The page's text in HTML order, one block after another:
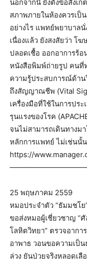
นอกจากนี้ ยังตั้งข้อสังเ
สภาพภายในห้องควรเป็
อย่างไร แพทย์พยาบาล
เนื่องแล้ว ยังสงสัยว่า โ
ปลอดเชื้อ ออกอาการร้อ
หนังสือพิมพ์ถ่ายรูป คนที่
ความรู้ประสบการณ์ด้า
ถึงสัญญาณชีพ (Vital
เครื่องมือที่ใช้ในการปร
รุนแรงของโรค
จนไม่สามารถเดินทางม
หลักการแพทย์ ไม่เช่นนั้
https://
25 พฤษภาคม 2559
หมอประจำตัว “ธัมมชโ
ขอส่งหมอผู้เชี่ยวชาญ “
โลหิตวิทยา” ตรวจอาก
อาพาธ วอนขอความเป็
ล่วง ยันป่วยจริงหลอดเ